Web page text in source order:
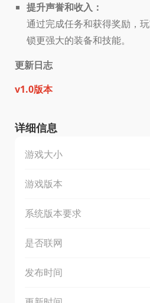
提升声誉和收入：
通过完成任务和获得奖励，
锁更强大的装备和技能。
更新日志
v1.0版本
详细信息
游戏大小
游戏版本
系统版本要求
是否联网
发布时间